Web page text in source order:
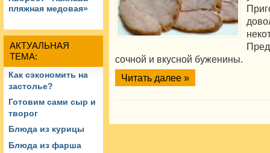
пляжная медовая»
АКТУАЛЬНАЯ
ТЕМА:
Как сэкономить на
застолье?
Готовим сами сыр и
творог
Блюда из курицы
Блюда из фарша
сочной и вкусной буженины.
Читать далее »